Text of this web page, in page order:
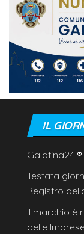
IL
Galatina24 ®
Testata
Registro
Il marchio è
delle